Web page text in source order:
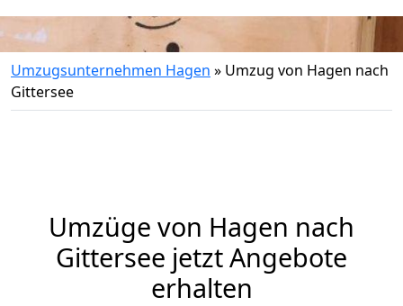
Umzugsunternehmen Hagen » Umzug von Hagen nach
Gittersee
Umzüge von Hagen nach
Gittersee jetzt Angebote
erhalten